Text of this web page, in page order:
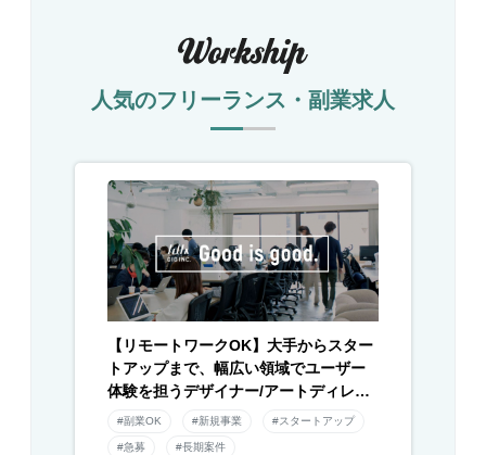
人気のフリーランス・副業求人
【リモートワークOK】大手からスター
トアップまで、幅広い領域でユーザー
体験を担うデザイナー/アートディレク
ター募集！
#副業OK #新規事業 #スタートアップ
#急募 #長期案件